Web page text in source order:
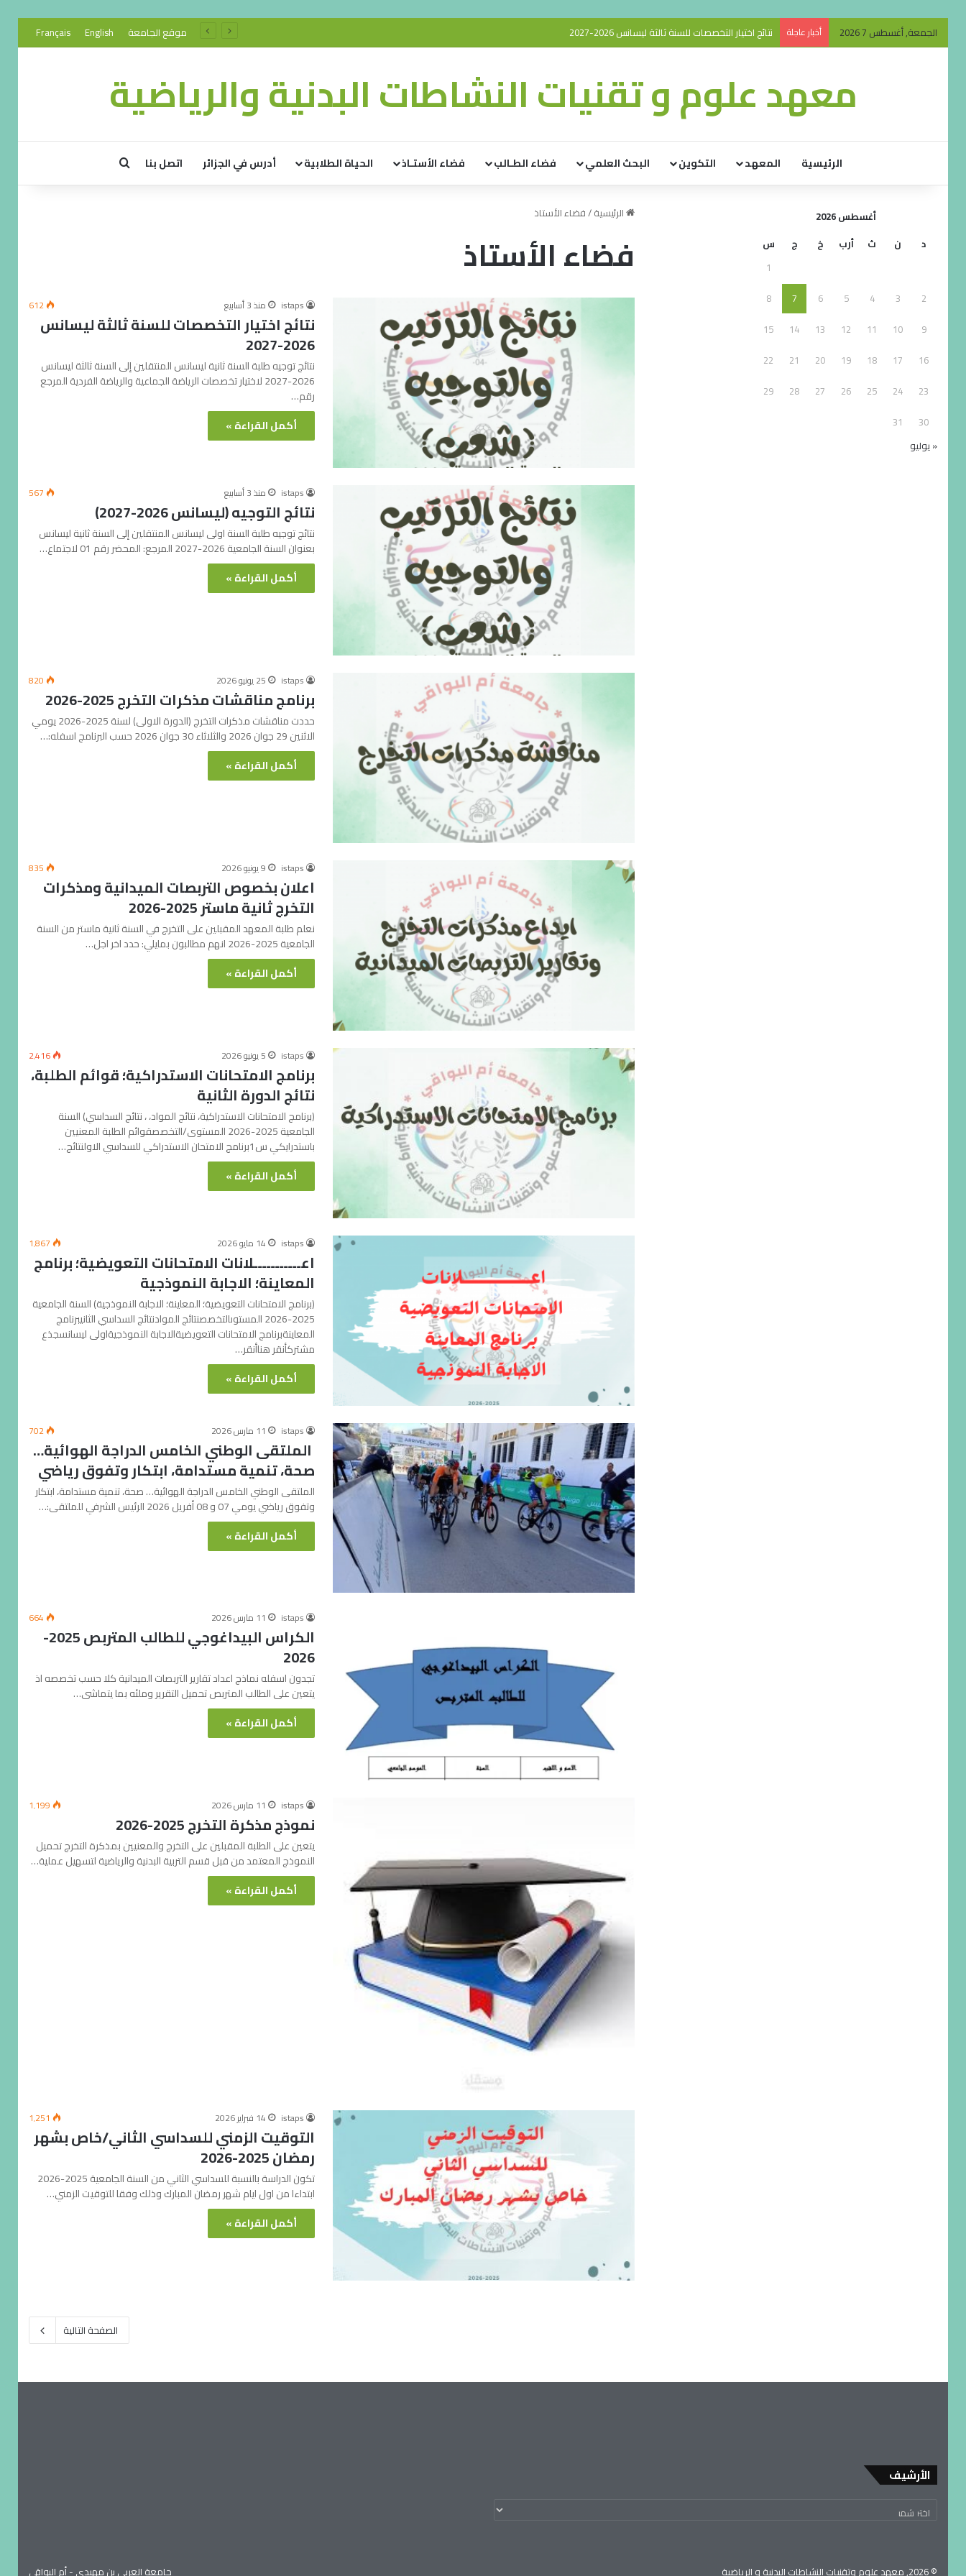
الجمعة, أغسطس 7 2026 أخبار عاجلة نتائج اختيار التخصصات للسنة ثالثة ليسانس 2026-2027 موقع الجامعة English
Français
معهد علوم و تقنيات النشاطات البدنية والرياضية
الرئيسية المعهد التكوين البحث العلمي فضاء الطـالب فضاء الأستـاذ الحياة الطلابية أدرس في الجزائر اتصل بنا
الرئيسية/فضاء الأستاذ
فضاء الأستاذ
istaps منذ 3 أسابيع 612
نتائج اختيار التخصصات للسنة ثالثة ليسانس
2026-2027
نتائج توجيه طلبة السنة ثانية ليسانس المنتقلين إلى السنة ثالثة ليسانس
2026-2027 لاختيار تخصصات الرياضة الجماعية والرياضة الفردية المرجع
رقم…
أكمل القراءة »
istaps منذ 3 أسابيع 567
نتائج التوجيه (ليسانس 2026-2027)
نتائج توجيه طلبة السنة اولى ليسانس المنتقلين إلى السنة ثانية ليسانس
بعنوان السنة الجامعية 2026-2027 المرجع: المحضر رقم 01 لاجتماع…
أكمل القراءة »
istaps 25 يونيو 2026 820
برنامج مناقشات مذكرات التخرج 2025-2026
حددت مناقشات مذكرات التخرج (الدورة الاولى) لسنة 2025-2026 يومي
الاثنين 29 جوان 2026 والثلاثاء 30 جوان 2026 حسب البرنامج اسفله:…
أكمل القراءة »
istaps 9 يونيو 2026 835
اعلان بخصوص التربصات الميدانية ومذكرات
التخرج ثانية ماستر 2025-2026
نعلم طلبة المعهد المقبلين على التخرج في السنة ثانية ماستر من السنة
الجامعية 2025-2026 انهم مطالبون بمايلي: حدد اخر اجل…
أكمل القراءة »
istaps 5 يونيو 2026 2٬416
برنامج الامتحانات الاستدراكية؛ قوائم الطلبة،
نتائج الدورة الثانية
(برنامج الامتحانات الاستدراكية، نتائج المواد، ، نتائج السداسي) السنة
الجامعية 2025-2026 المستوى/التخصصقوائم الطلبة المعنيين
باستدرايكي س1برنامج الامتحان الاستدراكي للسداسي الاولنتائج…
أكمل القراءة »
istaps 14 مايو 2026 1٬867
اعـــــــــــلانات الامتحانات التعويضية؛ برنامج
المعاينة؛ الاجابة النموذجية
(برنامج الامتحانات التعويضية؛ المعاينة؛ الاجابة النموذجية) السنة الجامعية
2025-2026 المستوىالتخصصنتائج الموادنتائج السداسي الثانيبرنامج
المعاينةبرنامج الامتحانات التعويضيةالاجابة النموذجيةاولى ليسانسجذع
مشتركأنقر هناأنقر…
أكمل القراءة »
istaps 11 مارس 2026 702
الملتقى الوطني الخامس الدراجة الهوائية…
صحة، تنمية مستدامة، ابتكار وتفوق رياضي
الملتقى الوطني الخامس الدراجة الهوائية… صحة، تنمية مستدامة، ابتكار
وتفوق رياضي يومي 07 و 08 أفريل 2026 الرئيس الشرفي للملتقى:…
أكمل القراءة »
istaps 11 مارس 2026 664
الكراس البيداغوجي للطالب المتربص 2025-
2026
تجدون اسفله نماذج اعداد تقارير التربصات الميدانية كلا حسب تخصصه اذ
يتعين على الطالب المتربص تحميل التقرير وملئه بما يتماشى…
أكمل القراءة »
istaps 11 مارس 2026 1٬199
نموذج مذكرة التخرج 2025-2026
يتعين على الطلبة المقبلين على التخرج والمعنيين بمذكرة التخرج تحميل
النموذج المعتمد من قبل قسم التربية البدنية والرياضية لتسهيل عملية…
أكمل القراءة »
istaps 14 فبراير 2026 1٬251
التوقيت الزمني للسداسي الثاني/خاص بشهر
رمضان 2025-2026
تكون الدراسة بالنسبة للسداسي الثاني من السنة الجامعية 2025-2026
ابتداءا من اول ايام شهر رمضان المبارك وذلك وفقا للتوقيت الزمني…
أكمل القراءة »
الصفحة التالية
أغسطس 2026
د
ن ث أرب خ ج
س
1
2
3
4
5
6
7
8
9
10
11
12
13
14
15
16
17
18
19
20
21
22
23
24
25
26
27
28
29
30
31
« يوليو
الأرشيف
© 2026, معهد علوم وتقنيات النشاطات البدنية و الرياضية جامعة العربي بن مهيدي - أم البواقي